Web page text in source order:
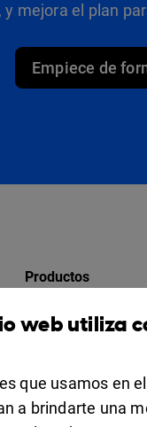
mejora el plan
Empiece de
Productos
Design Studio
Apps
web utiliza
que usamos en
a brindarte una